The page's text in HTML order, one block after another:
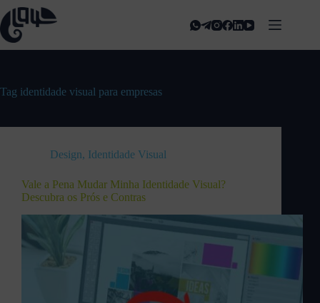
Tag identidade visual para empresas
Design, Identidade Visual
Vale a Pena Mudar Minha Identidade Visual?
Descubra os Prós e Contras